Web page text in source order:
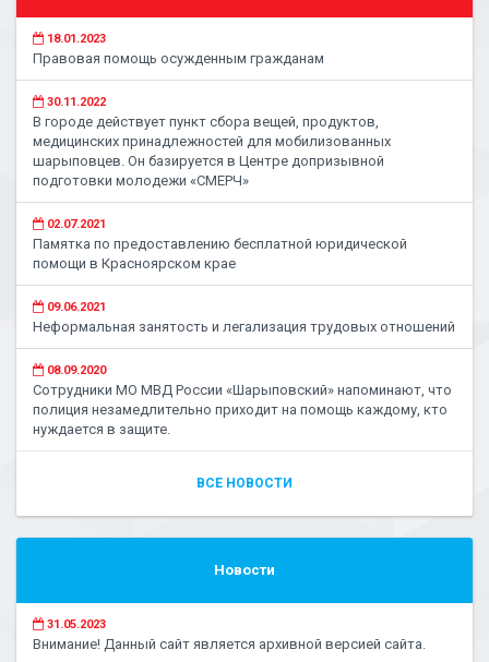
18.01.2023
Правовая помощь осужденным гражданам
30.11.2022
В городе действует пункт сбора вещей, продуктов,
медицинских принадлежностей для мобилизованных
шарыповцев. Он базируется в Центре допризывной
подготовки молодежи «СМЕРЧ»
02.07.2021
Памятка по предоставлению бесплатной юридической
помощи в Красноярском крае
09.06.2021
Неформальная занятость и легализация трудовых отношений
08.09.2020
Сотрудники МО МВД России «Шарыповский» напоминают, что
полиция незамедлительно приходит на помощь каждому, кто
нуждается в защите.
ВСЕ НОВОСТИ
Новости
31.05.2023
Внимание! Данный сайт является архивной версией сайта.